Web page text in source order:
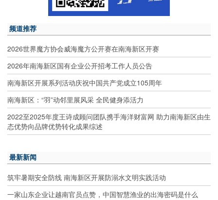
频道推荐
2026世界魔方协会威海魔方公开赛在南海新区开赛
2026年南海新区国有企业公开招考工作人员公告
南海新区开展系列活动庆祝中国共产党成立105周年
南海新区：“羽”动邻里展风采 全民健身添活力
2022至2025年度王诗成顾问团队携手海洋财富网 助力南海新区由生
态优势向品牌优势转化成果综述
最新新闻
筑牢暑期安全防线 南海新区开展防溺水文明实践活动
一家山东企业让越南官员点赞，中国智慧渔业的出海密码是什么